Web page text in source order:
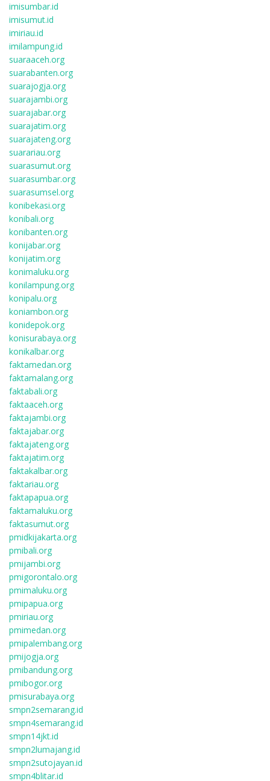
imisumbar.id
imisumut.id
imiriau.id
imilampung.id
suaraaceh.org
suarabanten.org
suarajogja.org
suarajambi.org
suarajabar.org
suarajatim.org
suarajateng.org
suarariau.org
suarasumut.org
suarasumbar.org
suarasumsel.org
konibekasi.org
konibali.org
konibanten.org
konijabar.org
konijatim.org
konimaluku.org
konilampung.org
konipalu.org
koniambon.org
konidepok.org
konisurabaya.org
konikalbar.org
faktamedan.org
faktamalang.org
faktabali.org
faktaaceh.org
faktajambi.org
faktajabar.org
faktajateng.org
faktajatim.org
faktakalbar.org
faktariau.org
faktapapua.org
faktamaluku.org
faktasumut.org
pmidkijakarta.org
pmibali.org
pmijambi.org
pmigorontalo.org
pmimaluku.org
pmipapua.org
pmiriau.org
pmimedan.org
pmipalembang.org
pmijogja.org
pmibandung.org
pmibogor.org
pmisurabaya.org
smpn2semarang.id
smpn4semarang.id
smpn14jkt.id
smpn2lumajang.id
smpn2sutojayan.id
smpn4blitar.id